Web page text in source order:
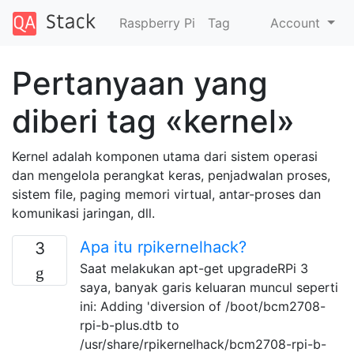
Raspberry Pi Tag Account
Pertanyaan yang
diberi tag «kernel»
Kernel adalah komponen utama dari sistem operasi
dan mengelola perangkat keras, penjadwalan proses,
sistem file, paging memori virtual, antar-proses dan
komunikasi jaringan, dll.
3 Apa itu rpikernelhack?
Saat melakukan apt-get upgradeRPi 3
saya, banyak garis keluaran muncul seperti
ini: Adding 'diversion of /boot/bcm2708-
rpi-b-plus.dtb to
/usr/share/rpikernelhack/bcm2708-rpi-b-